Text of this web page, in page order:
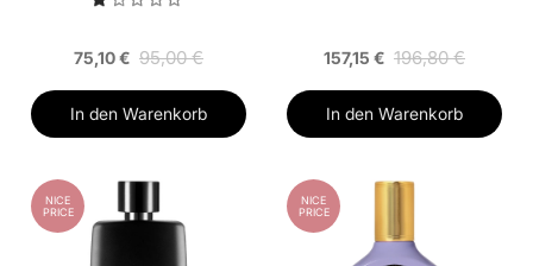
75,10 € 95,00 €
In den Warenkorb
157,15 € 196,80 €
In den Warenkorb
NICE
PRICE
NICE
PRICE